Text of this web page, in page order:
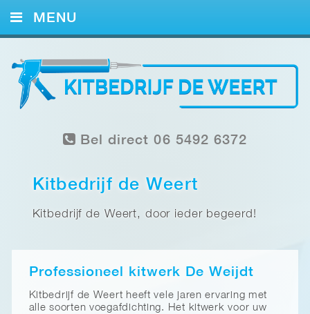
Bel direct 06 5492 6372
MENU
KITWERK
FOTO’S
REFERENTIES
Kitbedrijf de Weert
Kitbedrijf de Weert, door ieder begeerd!
Professioneel kitwerk De Weijdt
Kitbedrijf de Weert heeft vele jaren ervaring met
alle soorten voegafdichting. Het kitwerk voor uw